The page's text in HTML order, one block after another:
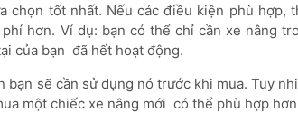
chọn tốt nhất. Nếu các điều kiện phù hợp,
hơn. Ví dụ: bạn có thể chỉ cần xe nâng
của bạn đã hết hoạt động.
sẽ cần sử dụng nó trước khi mua. Tuy
một chiếc xe nâng mới có thể phù hợp